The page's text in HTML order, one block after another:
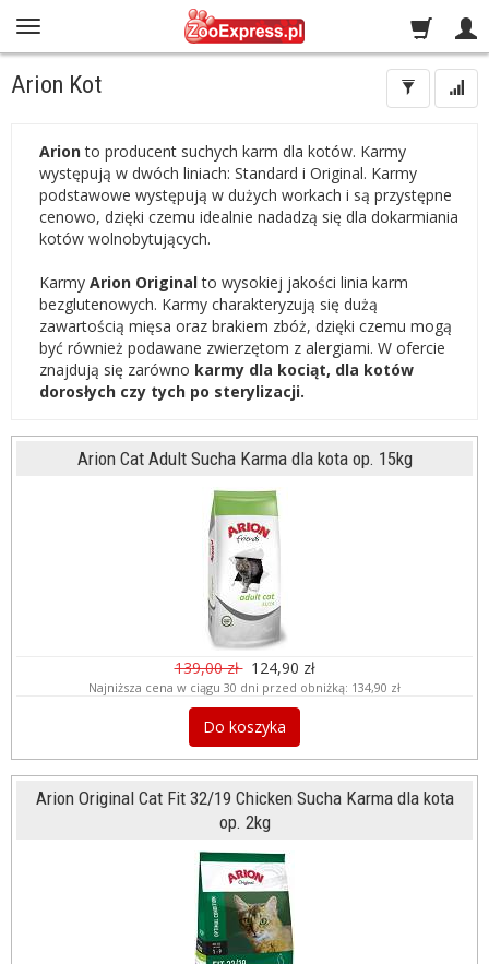
Arion Kot
Arionto producent suchych karm dla kotów. Karmy
występują w dwóch liniach: Standard i Original. Karmy
podstawowe występują w dużych workach i są przystępne
cenowo, dzięki czemu idealnie nadadzą się dla dokarmiania
kotów wolnobytujących.
Karmy Arion Originalto wysokiej jakości linia karm
bezglutenowych. Karmy charakteryzują się dużą
zawartością mięsa oraz brakiem zbóż, dzięki czemu mogą
być również podawane zwierzętom z alergiami. W ofercie
znajdują się zarówno karmy dla kociąt, dla kotów
dorosłych czy tych po sterylizacji.
Arion Cat Adult Sucha Karma dla kota op. 15kg
139,00 zł 124,90 zł
Najniższa cena w ciągu 30 dni przed obniżką: 134,90 zł
Do koszyka
Arion Original Cat Fit 32/19 Chicken Sucha Karma dla kota
op. 2kg